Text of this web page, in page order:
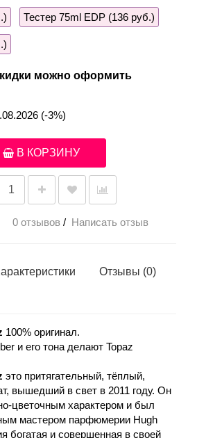
Тестер 75ml EDP (136 руб.)
можно оформить
(-3%)
В КОРЗИНУ
0 отзывов/ Написать отзыв
Отзывы (0)
100% оригинал.
и его тона делают Topaz
это притягательный, тёплый,
вышедший в свет в 2011 году. Он
цветочным характером и был
мастером парфюмерии Hugh
богатая и совершенная в своей